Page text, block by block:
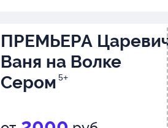
ПРЕМЬЕРА
Ваня на Волке
Сером 5+